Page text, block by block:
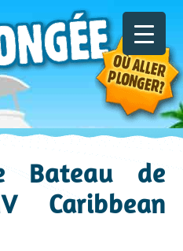
Bateau de
Caribbean